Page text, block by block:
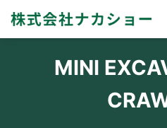
MINI